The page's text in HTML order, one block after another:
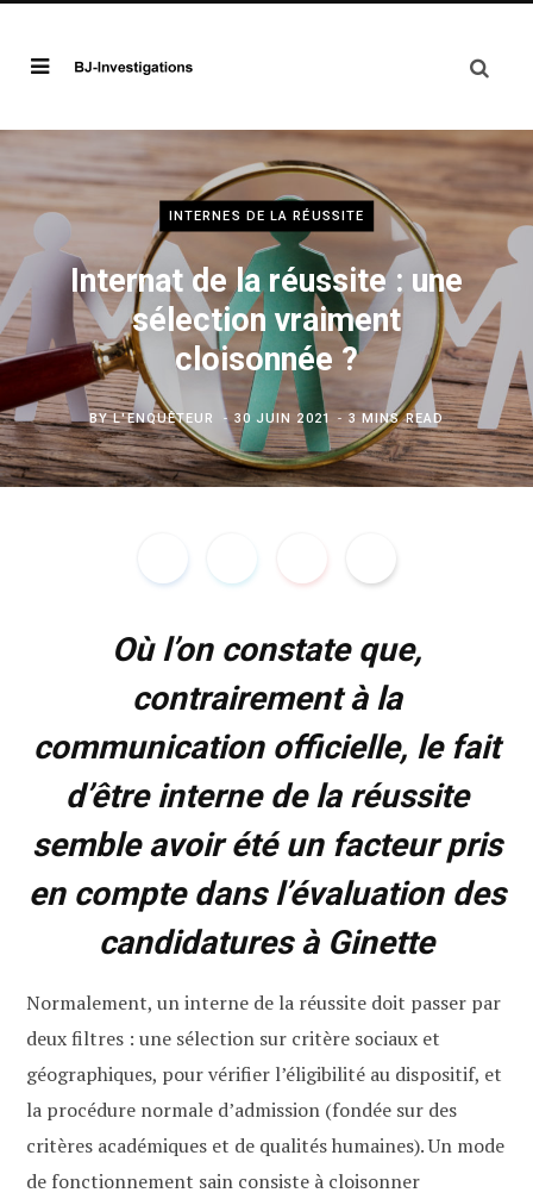
INTERNES DE LA RÉUSSITE
Internat de la réussite : une
sélection vraiment
cloisonnée ?
BYL'ENQUÊTEUR 30 JUIN 2021 3 MINS READ
Où l’on constate que,
contrairement à la
communication officielle, le fait
d’être interne de la réussite
semble avoir été un facteur pris
en compte dans l’évaluation des
candidatures à Ginette
Normalement, un interne de la réussite doit passer par
deux filtres : une sélection sur critère sociaux et
géographiques, pour vérifier l’éligibilité au dispositif, et
la procédure normale d’admission (fondée sur des
critères académiques et de qualités humaines). Un mode
de fonctionnement sain consiste à cloisonner